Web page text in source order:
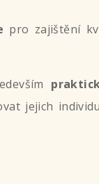
pro zajištění
jejich